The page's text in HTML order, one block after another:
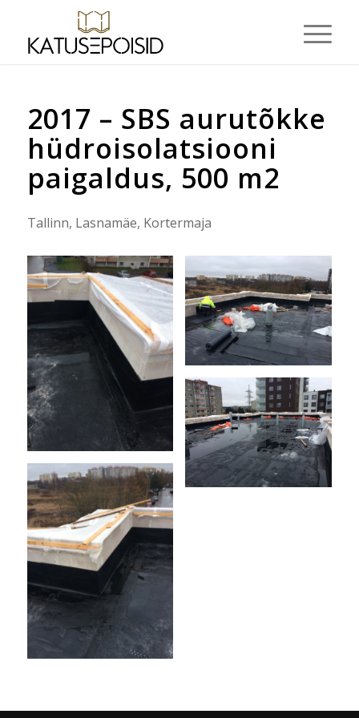
2017 – SBS aurutõkke
hüdroisolatsiooni
paigaldus, 500 m2
Tallinn, Lasnamäe, Kortermaja